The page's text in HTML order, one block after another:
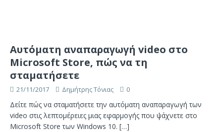
Aυτόματη αναπαραγωγή video στο
Microsoft Store, πώς να τη
σταματήσετε
21/11/2017 Δημήτρης Τόνιας 0
Δείτε πώς να σταματήσετε την αυτόματη αναπαραγωγή των
video στις λεπτομέρειες μιας εφαρμογής που ψάχνετε στο
Microsoft Store των Windows 10. […]